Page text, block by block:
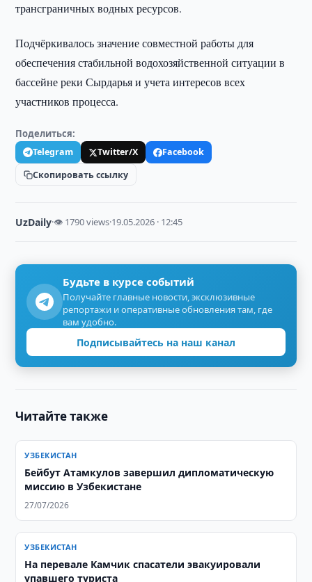
трансграничных водных ресурсов.
Подчёркивалось значение совместной работы для
обеспечения стабильной водохозяйственной ситуации в
бассейне реки Сырдарья и учета интересов всех
участников процесса.
Поделиться:
Telegram Twitter/X
Facebook
Скопировать ссылку
UzDaily·👁 1790 views·19.05.2026 · 12:45
Будьте в курсе событий
Получайте главные новости, эксклюзивные
репортажи и оперативные обновления там, где
вам удобно.
Подписывайтесь на наш канал
Читайте также
УЗБЕКИСТАН
Бейбут Атамкулов завершил дипломатическую
миссию в Узбекистане
27/07/2026
УЗБЕКИСТАН
На перевале Камчик спасатели эвакуировали
упавшего туриста